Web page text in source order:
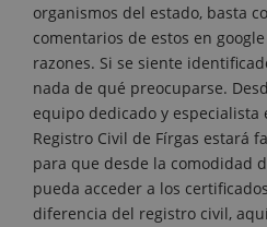
organismos del estado, basta
comentarios de estos en
razones. Si se siente
nada de qué preocuparse.
equipo dedicado y especialista
Registro Civil de Fírgas estará
para que desde la comodidad
pueda acceder a los
diferencia del registro civil,